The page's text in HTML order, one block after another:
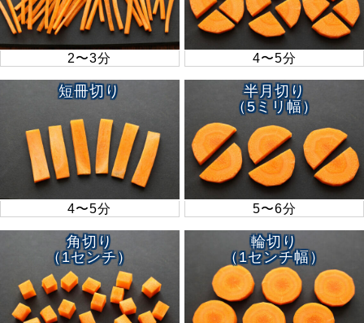
2〜3分 4〜5分
短冊切り
4〜5分
半月切り
（5ミリ幅）
5〜6分
角切り
（1センチ）
輪切り
（1センチ幅）